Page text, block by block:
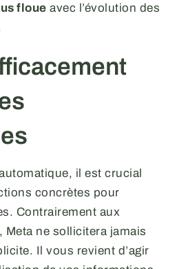
floue avec l’évolution des
il est crucial
concrètes pour
Contrairement aux
ne sollicitera jamais
Il vous revient d’agir